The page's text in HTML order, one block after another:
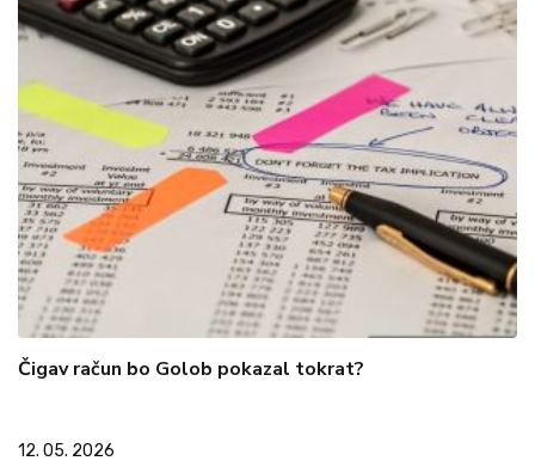
Čigav račun bo Golob pokazal tokrat?
12. 05. 2026